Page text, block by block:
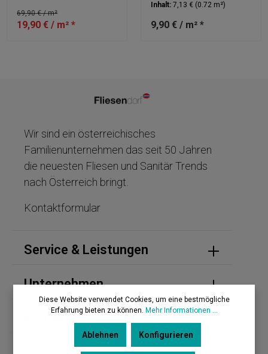
69,90 € / m²
19,90 € / m² *
Inhalt: 7,13 € (0.72 m²)
9,90 € / m² *
Wir sind ein österreichisches
Familienunternehmen das seit 50 Jahren
die neuesten Fliesen und Sanitär Trends
nach Österreich bringt.
Kontaktformular
Service & Leistungen
Unternehmen
Diese Website verwendet Cookies, um eine bestmögliche
Erfahrung bieten zu können. Mehr Informationen ...
Ablehnen Konfigurieren